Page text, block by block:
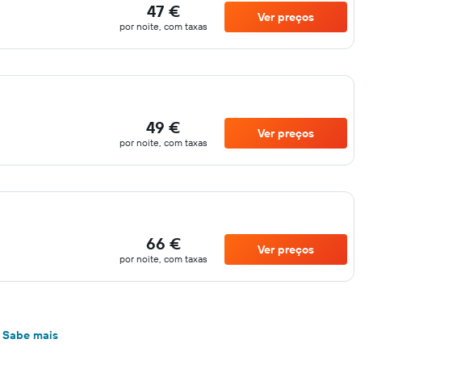
47 €
por noite, com taxas
Ver preços
49 €
por noite, com taxas
Ver preços
66 €
por noite, com taxas
Ver preços
Sabe mais